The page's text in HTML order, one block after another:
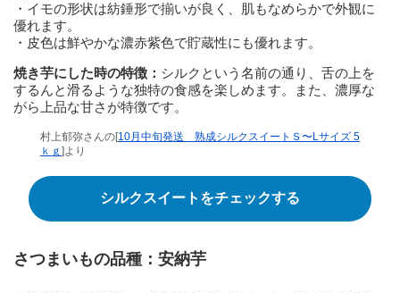
・イモの形状は紡錘形で揃いが良く、肌もなめらかで外観に
優れます。
・皮色は鮮やかな濃赤紫色で貯蔵性にも優れます。
焼き芋にした時の特徴： シルクという名前の通り、舌の上を
するんと滑るような独特の食感を楽しめます。また、濃厚な
がら上品な甘さが特徴です。
村上郁弥さんの[10月中旬発送 熟成シルクスイートＳ〜Lサイズ 5
ｋｇ ]より
シルクスイートをチェックする
さつまいもの品種：安納芋